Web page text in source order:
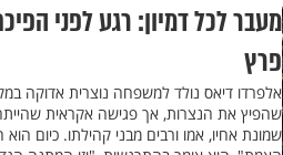
מעבר לכל דמיון: רגע לפני
פרץ
אלפרדו דיאס נולד למשפחה נוצרית אדוקה
שהפיץ את הנצרות, אך פגישה אקראית שהייתה
שמונת אחיו, אמו ורבים מבני קהילתו. כיום